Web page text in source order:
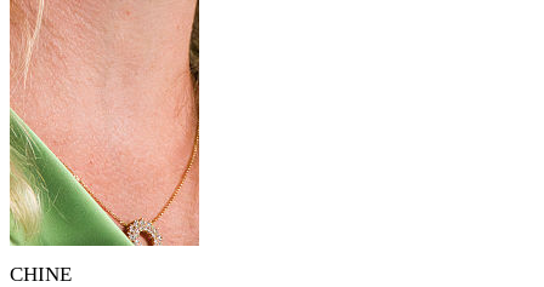
CHINE